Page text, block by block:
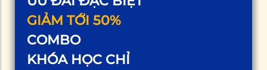
GIẢM TỚI 50%
COMBO
KHÓA HỌC CHỈ